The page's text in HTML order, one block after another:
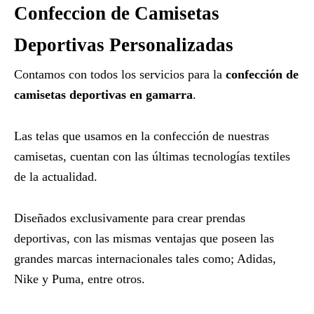
Confeccion de Camisetas
Deportivas Personalizadas
Contamos con todos los servicios para la confección de
camisetas deportivas en gamarra.
Las telas que usamos en la confección de nuestras
camisetas, cuentan con las últimas tecnologías textiles
de la actualidad.
Diseñados exclusivamente para crear prendas
deportivas, con las mismas ventajas que poseen las
grandes marcas internacionales tales como; Adidas,
Nike y Puma, entre otros.